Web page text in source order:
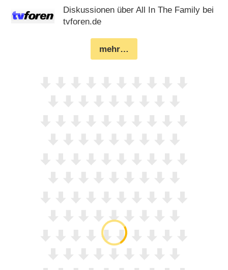
Diskussionen über All In The Family bei
tvforen.de
mehr…